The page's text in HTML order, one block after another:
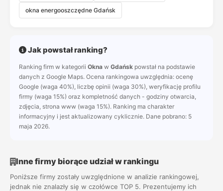
okna energooszczędne Gdańsk
Jak powstał ranking?
Ranking firm w kategorii Okna w Gdańsk powstał na podstawie
danych z Google Maps. Ocena rankingowa uwzględnia: ocenę
Google (waga 40%), liczbę opinii (waga 30%), weryfikację profilu
firmy (waga 15%) oraz kompletność danych - godziny otwarcia,
zdjęcia, strona www (waga 15%). Ranking ma charakter
informacyjny i jest aktualizowany cyklicznie. Dane pobrano: 5
maja 2026.
Inne firmy biorące udział w rankingu
Poniższe firmy zostały uwzględnione w analizie rankingowej,
jednak nie znalazły się w czołówce TOP 5. Prezentujemy ich